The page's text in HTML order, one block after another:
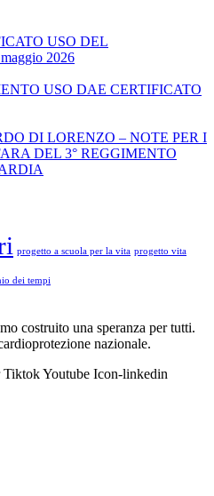
USO DEL
2026
USO DAE CERTIFICATO
DI LORENZO – NOTE PER I
DEL 3° REGGIMENTO
progetto a scuola per la vita progetto vita
dei tempi
costruito una speranza per tutti.
nazionale.
TiktokYoutube Icon-linkedin